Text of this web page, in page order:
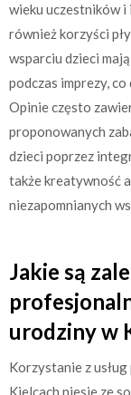
wieku uczestników i
również korzyści
wsparciu dzieci
podczas imprezy,
Opinie często
proponowanych
dzieci poprzez
także kreatywność
niezapomnianych
Jakie są
urodziny w
Korzystanie z
Kielcach niesie ze